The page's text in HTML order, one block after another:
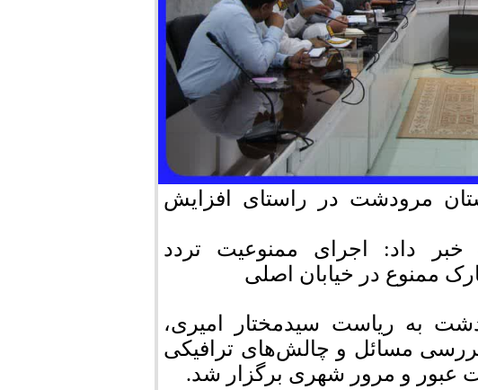
مرودشت در راستای افزایش
خبر داد: اجرای ممنوعیت تردد
ممنوع در خیابان اصلی
به ریاست سیدمختار امیری،
مسائل و چالش‌های ترافیکی
عبور و مرور شهری برگزار شد.